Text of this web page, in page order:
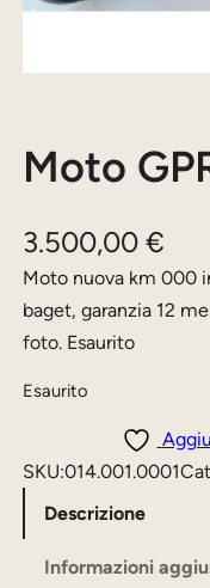
Moto
3.500,00 €
Moto nuova km 000
baget, garanzia 12
foto. Esaurito
Esaurito
SKU:014.001.0001
Descrizione
Informazioni